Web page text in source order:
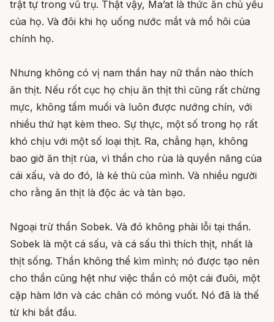
trật tự trong vũ trụ. Thật vậy, Ma’at là thức ăn chủ yếu
của họ. Và đôi khi họ uống nước mắt và mồ hôi của
chính họ.
Nhưng không có vị nam thần hay nữ thần nào thích
ăn thịt. Nếu rốt cục họ chịu ăn thịt thì cũng rất chừng
mực, không tẩm muối và luôn được nướng chín, với
nhiều thứ hạt kèm theo. Sự thực, một số trong họ rất
khó chịu với một số loại thịt. Ra, chẳng hạn, không
bao giờ ăn thịt rùa, vì thần cho rùa là quyền năng của
cái xấu, và do đó, là kẻ thù của mình. Và nhiều người
cho rằng ăn thịt là độc ác và tàn bạo.
Ngoại trừ thần Sobek. Và đó không phải lỗi tại thần.
Sobek là một cá sấu, và cá sấu thì thích thịt, nhất là
thịt sống. Thần không thể kìm mình; nó được tạo nên
cho thần cũng hệt như việc thần có một cái đuôi, một
cặp hàm lớn và các chân có móng vuốt. Nó đã là thế
từ khi bắt đầu.